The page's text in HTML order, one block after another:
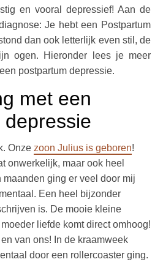
en vooral depressief! Aan de
Je hebt een Postpartum
dan ook letterlijk even stil, de
ogen. Hieronder lees je meer
postpartum depressie.
met een
Onze zoon Julius is geboren!
onwerkelijk, maar ook heel
ging er veel door mij
Een heel bijzonder
is. De mooie kleine
liefde komt direct omhoog!
van ons! In de kraamweek
door een rollercoaster ging.